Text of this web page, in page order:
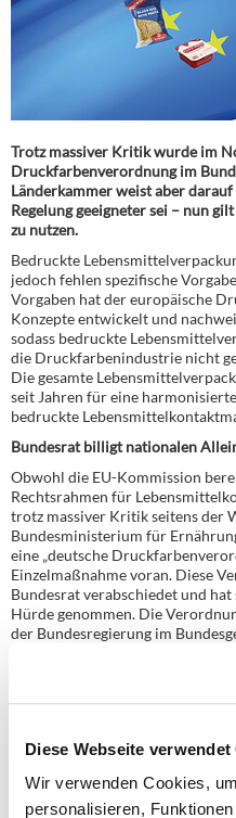
Diese Webseite verwendet
Wir verwenden Cookies,
personalisieren,
Trotz massiver Kritik wurde im
Druckfarbenverordnung im
Länderkammer weist aber
Regelung geeigneter sei – nun
zu nutzen.
Bedruckte
jedoch fehlen spezifische
Vorgaben hat der europäische
Konzepte entwickelt und
sodass bedruckte
die Druckfarbenindustrie nicht
Die gesamte
seit Jahren für eine
bedruckte
Bundesrat billigt nationalen
Obwohl die EU-Kommission
Rechtsrahmen für
trotz massiver Kritik seitens der
Bundesministerium für
eine „deutsche
Einzelmaßnahme voran. Diese
Bundesrat verabschiedet und
Hürde genommen. Die
der Bundesregierung im
aus Sicht der Wirtschaft
einem einheitlichen
von Substanzen, die zur
dürfen. Allerdings ist diese Liste
arbeiten die Rohstoffhersteller